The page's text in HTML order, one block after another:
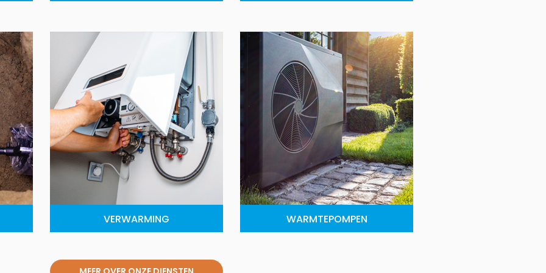
VERWARMING WARMTEPOMPEN